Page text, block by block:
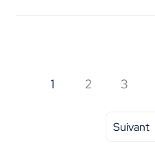
1 2 3
Suivant